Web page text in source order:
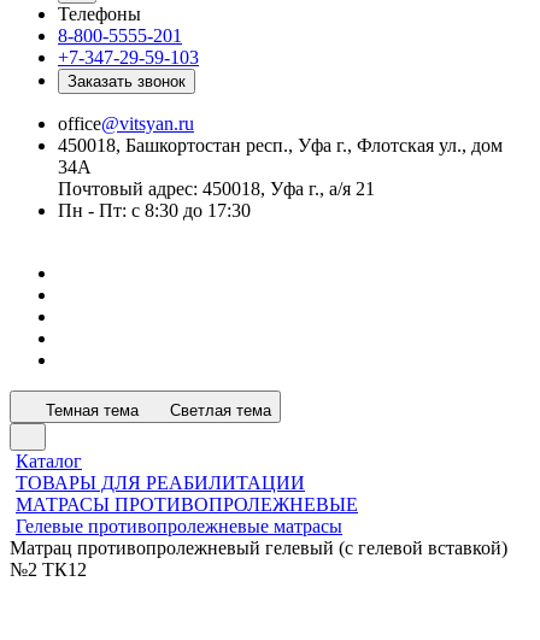
Телефоны
8-800-5555-201
+7-347-29-59-103
Заказать звонок
office@vitsyan.ru
450018, Башкортостан респ., Уфа г., Флотская ул., дом
34А
Почтовый адрес: 450018, Уфа г., а/я 21
Пн - Пт: с 8:30 до 17:30
Темная тема Светлая тема
Каталог
ТОВАРЫ ДЛЯ РЕАБИЛИТАЦИИ
МАТРАСЫ ПРОТИВОПРОЛЕЖНЕВЫЕ
Гелевые противопролежневые матрасы
Матрац противопролежневый гелевый (с гелевой вставкой)
№2 ТК12